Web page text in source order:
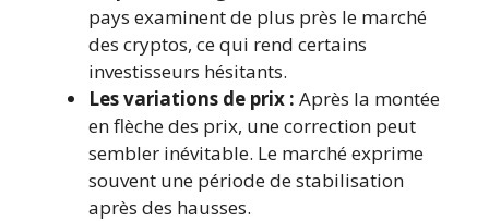
pays examinent de plus près le marché
des cryptos, ce qui rend certains
investisseurs hésitants.
Les variations de prix : Après la montée
en flèche des prix, une correction peut
sembler inévitable. Le marché exprime
souvent une période de stabilisation
après des hausses.